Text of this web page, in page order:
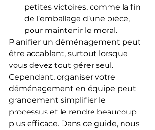
petites victoires, comme la fin
de l’emballage d’une pièce,
pour maintenir le moral.
Planifier un déménagement peut
être accablant, surtout lorsque
vous devez tout gérer seul.
Cependant, organiser votre
déménagement en équipe peut
grandement simplifier le
processus et le rendre beaucoup
plus efficace. Dans ce guide, nous